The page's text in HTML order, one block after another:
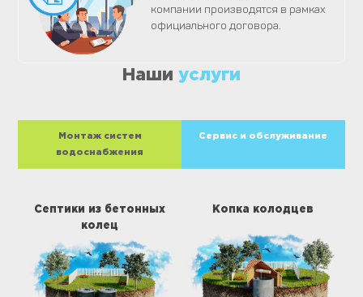
компании производятся в рамках
официального договора.
Наши услуги
Монтаж систем
водоснабжения
Сервис и обслуживание
Септики из бетонных
колец
Копка колодцев